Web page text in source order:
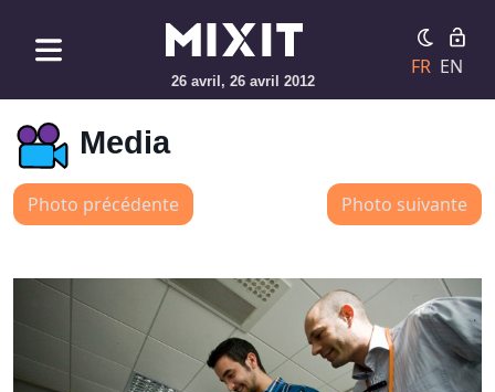
26 avril, 26 avril 2012
FR EN
Media
Photo précédente Photo suivante